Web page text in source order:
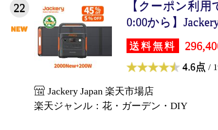
22
【クーポン利用
0:00から】
送料無料
4.6点 /
Jackery Japan 楽天市場店
楽天ジャンル：花・ガーデン・DIY